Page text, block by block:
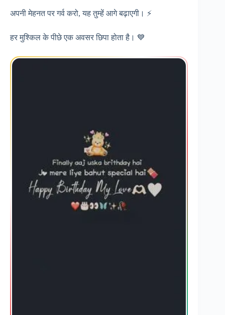
अपनी मेहनत पर गर्व करो, यह तुम्हें आगे बढ़ाएगी। ⚡
हर मुश्किल के पीछे एक अवसर छिपा होता है। 💙